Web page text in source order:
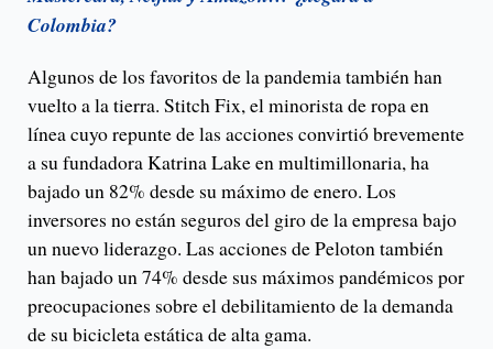
Colombia?
Algunos de los favoritos de la pandemia también han
vuelto a la tierra. Stitch Fix, el minorista de ropa en
línea cuyo repunte de las acciones convirtió brevemente
a su fundadora Katrina Lake en multimillonaria, ha
bajado un 82% desde su máximo de enero. Los
inversores no están seguros del giro de la empresa bajo
un nuevo liderazgo. Las acciones de Peloton también
han bajado un 74% desde sus máximos pandémicos por
preocupaciones sobre el debilitamiento de la demanda
de su bicicleta estática de alta gama.